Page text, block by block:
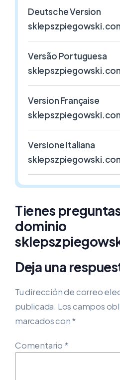
1€ / Año
ESPAÑA
1€ / Año
Deutsche Version
Versão Portuguesa
Version Française
Versione Italiana
Tienes
dominio
Deja una
Tu dirección de correo
publicada. Los campos
marcados con*
Comentario *